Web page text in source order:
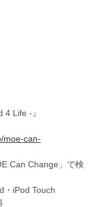
Life -』
moe-can-
Change」で検
iPod Touch